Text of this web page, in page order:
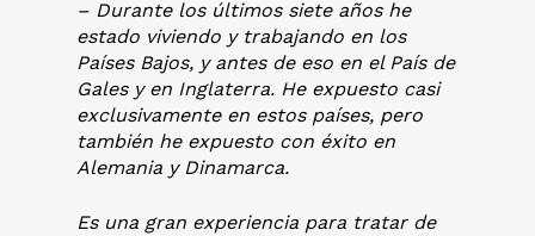
– Durante los últimos siete años he
estado viviendo y trabajando en los
Países Bajos, y antes de eso en el País de
Gales y en Inglaterra. He expuesto casi
exclusivamente en estos países, pero
también he expuesto con éxito en
Alemania y Dinamarca.
Es una gran experiencia para tratar de